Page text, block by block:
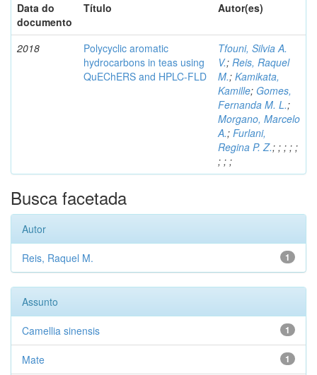
Data do
documento
Título Autor(es)
2018
Polycyclic aromatic
hydrocarbons in teas using
QuEChERS and HPLC-FLD
Tfouni, Silvia A.
V.; Reis, Raquel
M.; Kamikata,
Kamille; Gomes,
Fernanda M. L.;
Morgano, Marcelo
A.; Furlani,
Regina P. Z.; ; ; ; ;
; ; ;
Busca facetada
Autor
1
Reis, Raquel M.
Assunto
1
Camellia sinensis
1
Mate